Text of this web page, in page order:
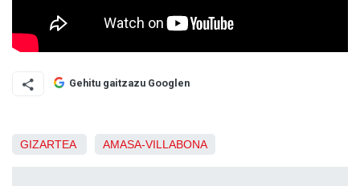
Gehitu gaitzazu Googlen
GIZARTEA AMASA-VILLABONA